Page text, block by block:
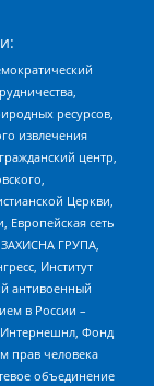
ресурсов,
извлечения
центр,
Церкви,
сеть
ГРУПА,
Институт
антивоенный
в России –
Интернешнл, Фонд
прав человека
объединение